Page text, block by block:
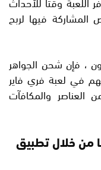
المشاركة فيها لربح
، فإن شحن الجواهر
في لعبة فري فاير
والمكافآت
من خلال تطبيق